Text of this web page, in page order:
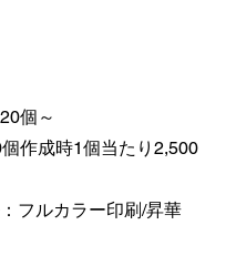
個～
作成時1個当たり2,500
フルカラー印刷/昇華